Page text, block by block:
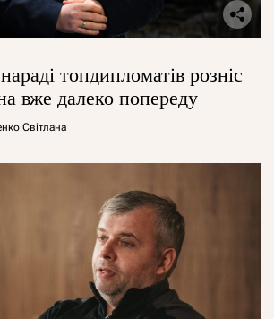
топдипломатів розніс
вже далеко попереду
Світлана